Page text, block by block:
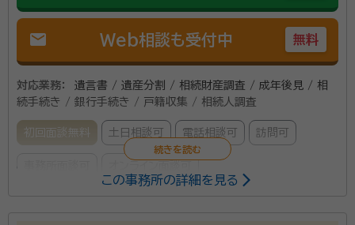
mail Web相談も受付中 無料
対応業務：
遺言書 / 遺産分割 / 相続財産調査 / 成年後見 / 相
続手続き / 銀行手続き / 戸籍収集 / 相続人調査
初回面談無料 土日相談可 電話相談可 訪問可
この事務所の詳細を見る